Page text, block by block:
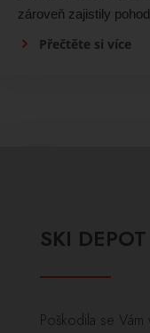
zároveň zajistily
Přečtěte si více
SKI DEPOT
Poškodila se